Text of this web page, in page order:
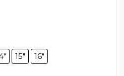
15" 16"